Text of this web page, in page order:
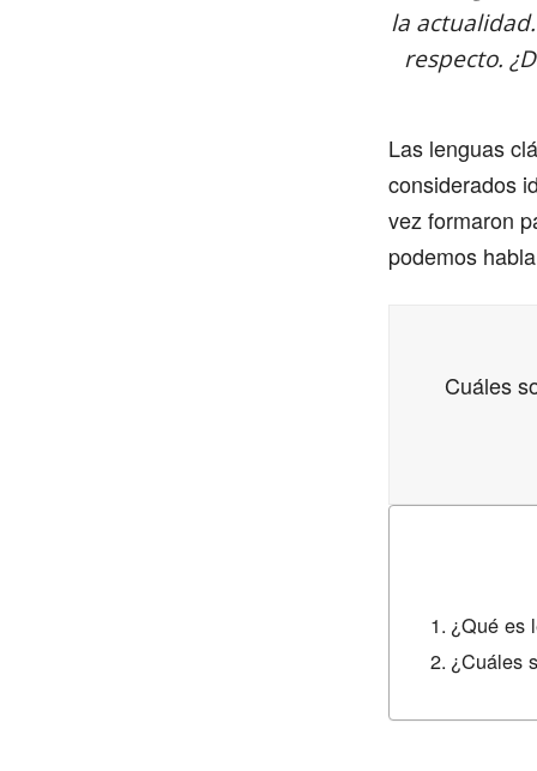
la
respecto.
Las lenguas
considerados
vez formaron
podemos
Cuáles
¿Qué es
¿Cuáles